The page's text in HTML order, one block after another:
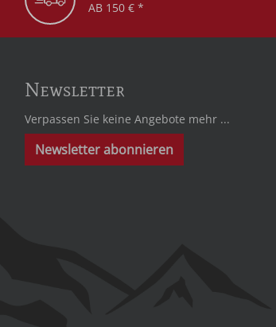
AB 150 € *
Newsletter
Verpassen Sie keine Angebote mehr ...
Newsletter abonnieren